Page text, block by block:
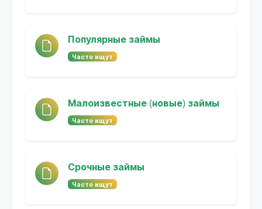
Популярные займы
Часто ищут
Малоизвестные (новые) займы
Часто ищут
Срочные займы
Часто ищут